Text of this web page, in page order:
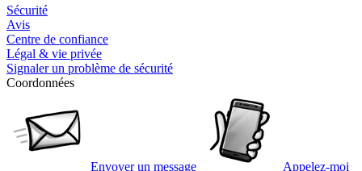
Sécurité
Avis
Centre de confiance
Légal & vie privée
Signaler un problème de sécurité
Coordonnées
Envoyer un message Appelez-moi